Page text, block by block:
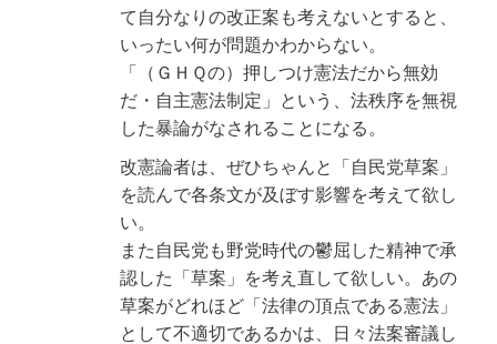
て自分なりの改正案も考えないとすると、
いったい何が問題かわからない。
「（ＧＨＱの）押しつけ憲法だから無効
だ・自主憲法制定」という、法秩序を無視
した暴論がなされることになる。
改憲論者は、ぜひちゃんと「自民党草案」
を読んで各条文が及ぼす影響を考えて欲し
い。
また自民党も野党時代の鬱屈した精神で承
認した「草案」を考え直して欲しい。あの
草案がどれほど「法律の頂点である憲法」
として不適切であるかは、日々法案審議し